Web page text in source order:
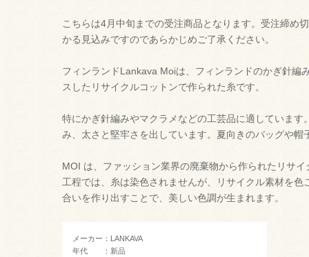
こちらは4月中旬までの受注商品となります。受注締め
かる見込みですのであらかじめご了承ください。
フィンランドLankava Moiは、フィンランドのかぎ針編
スしたリサイクルコットンで作られた糸です。
特にかぎ針編みやマクラメなどの工芸品に適しています
み、太さと堅牢さを出しています。夏向きのバッグや帽
MOI は、ファッション業界の廃棄物から作られたリサ
工程では、糸は染色されませんが、リサイクル素材を
合いを作り出すことで、美しい色調が生まれます。
メーカー：LANKAVA
年代 ：新品